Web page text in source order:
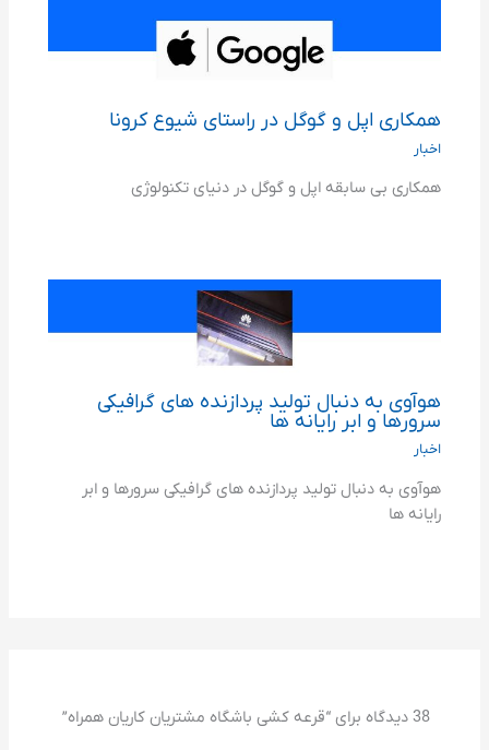
همکاری اپل و گوگل در راستای شیوع کرونا
اخبار
همکاری بی سابقه اپل و گوگل در دنیای تکنولوژی
هوآوی به دنبال تولید پردازنده های گرافیکی
سرورها و ابر رایانه ها
اخبار
هوآوی به دنبال تولید پردازنده های گرافیکی سرورها و ابر
رایانه ها
38 دیدگاه برای “قرعه کشی باشگاه مشتریان کاریان همراه”